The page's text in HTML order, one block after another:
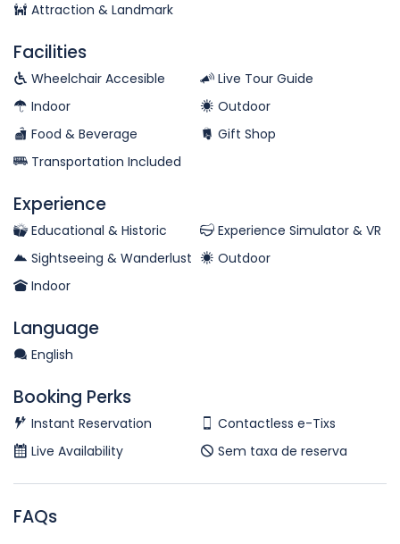
Attraction & Landmark
Facilities
Wheelchair Accesible
Live Tour Guide
Indoor
Outdoor
Food & Beverage
Gift Shop
Transportation Included
Experience
Educational & Historic
Experience Simulator & VR
Sightseeing & Wanderlust
Outdoor
Indoor
Language
English
Booking Perks
Instant Reservation
Contactless e-Tixs
Live Availability
Sem taxa de reserva
FAQs